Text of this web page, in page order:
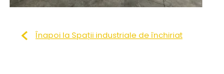
Înapoi la Spații industriale de închiriat